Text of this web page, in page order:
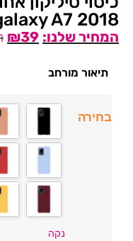
A7 2018
₪39
תיאור מורחב
בחירה
נקה